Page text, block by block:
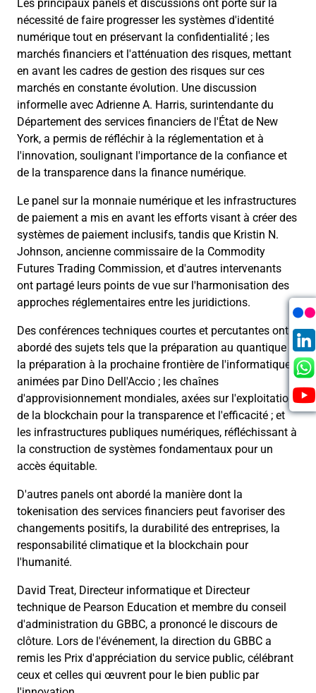
Les principaux panels et discussions ont porté sur la
nécessité de faire progresser les systèmes d'identité
numérique tout en préservant la confidentialité ; les
marchés financiers et l'atténuation des risques, mettant
en avant les cadres de gestion des risques sur ces
marchés en constante évolution. Une discussion
informelle avec Adrienne A. Harris, surintendante du
Département des services financiers de l'État de New
York, a permis de réfléchir à la réglementation et à
l'innovation, soulignant l'importance de la confiance et
de la transparence dans la finance numérique.
Le panel sur la monnaie numérique et les infrastructures
de paiement a mis en avant les efforts visant à créer des
systèmes de paiement inclusifs, tandis que Kristin N.
Johnson, ancienne commissaire de la Commodity
Futures Trading Commission, et d'autres intervenants
ont partagé leurs points de vue sur l'harmonisation des
approches réglementaires entre les juridictions.
Des conférences techniques courtes et percutantes ont
abordé des sujets tels que la préparation au quantique et
la préparation à la prochaine frontière de l'informatique,
animées par Dino Dell'Accio ; les chaînes
d'approvisionnement mondiales, axées sur l'exploitation
de la blockchain pour la transparence et l'efficacité ; et
les infrastructures publiques numériques, réfléchissant à
la construction de systèmes fondamentaux pour un
accès équitable.
D'autres panels ont abordé la manière dont la
tokenisation des services financiers peut favoriser des
changements positifs, la durabilité des entreprises, la
responsabilité climatique et la blockchain pour
l'humanité.
David Treat, Directeur informatique et Directeur
technique de Pearson Education et membre du conseil
d'administration du GBBC, a prononcé le discours de
clôture. Lors de l'événement, la direction du GBBC a
remis les Prix d'appréciation du service public, célébrant
ceux et celles qui œuvrent pour le bien public par